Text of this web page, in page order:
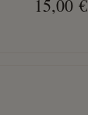
15,00 €